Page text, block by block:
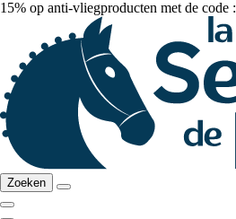
15% op anti-vliegproducten met de code :
Zoeken